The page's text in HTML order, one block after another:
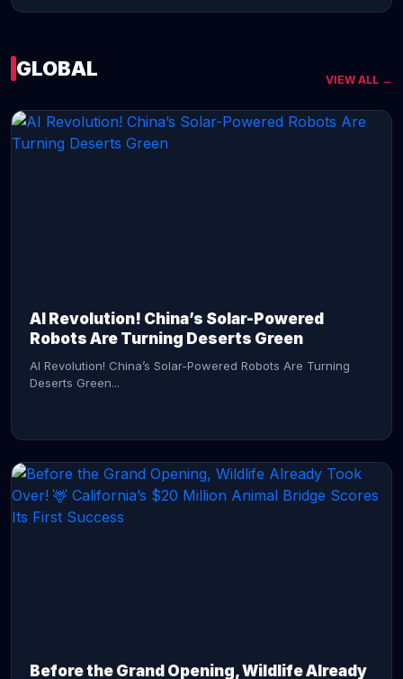
GLOBAL VIEW ALL →
AI Revolution! China’s Solar-Powered
Robots Are Turning Deserts Green
AI Revolution! China’s Solar-Powered Robots Are Turning
Deserts Green...
Before the Grand Opening, Wildlife Already